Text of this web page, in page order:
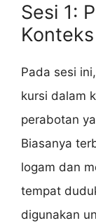
Sesi 1:
Pada sesi
kursi dalam
perabotan
Biasanya
logam dan
tempat
digunakan